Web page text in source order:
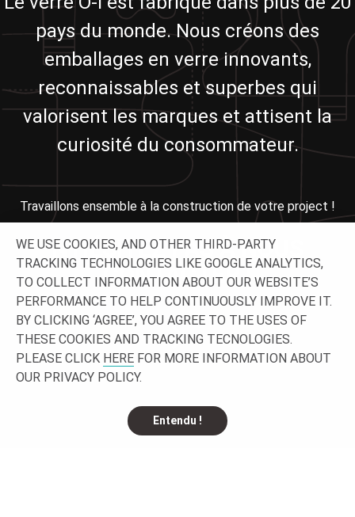
pays du monde. Nous créons des
emballages en verre innovants,
reconnaissables et superbes qui
valorisent les marques et attisent la
curiosité du consommateur.
Travaillons ensemble à la construction de votre project !
N'HÉSITEZ PAS À NOUS
CONTACTER !
WE USE COOKIES, AND OTHER THIRD-PARTY
TRACKING TECHNOLOGIES LIKE GOOGLE ANALYTICS,
TO COLLECT INFORMATION ABOUT OUR WEBSITE’S
PERFORMANCE TO HELP CONTINUOUSLY IMPROVE IT.
BY CLICKING ‘AGREE’, YOU AGREE TO THE USES OF
THESE COOKIES AND TRACKING TECNOLOGIES.
PLEASE CLICK HERE FOR MORE INFORMATION ABOUT
OUR PRIVACY POLICY.
Entendu !